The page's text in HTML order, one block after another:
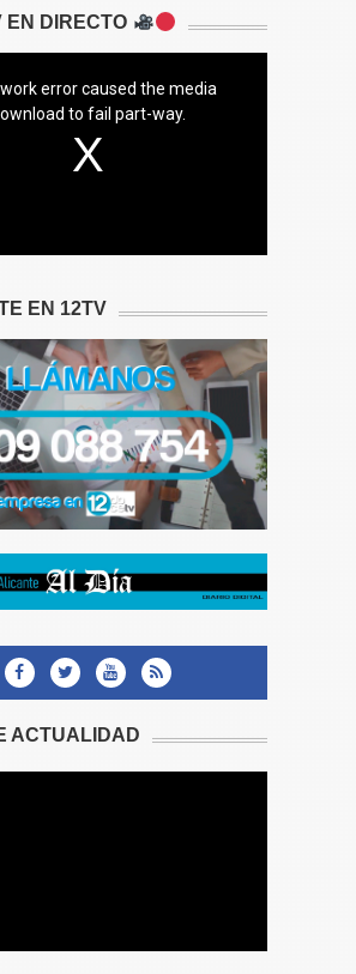
EN DIRECTO
error caused the media
to fail part-way.
EN 12TV
ACTUALIDAD